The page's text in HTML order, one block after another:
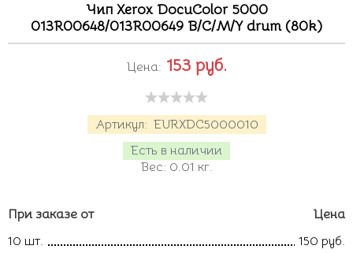
Чип Xerox DocuColor 5000
013R00648/013R00649 B/C/M/Y drum (80k)
Артикул: EURXDC5000010
Есть в наличии
Вес: 0.01 кг.
Цена: 153 руб.
При заказе от
Цена
10 шт.
150 руб.